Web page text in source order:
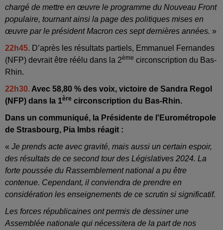
chargé de mettre en œuvre le programme du Nouveau Front
populaire, tournant ainsi la page des politiques mises en
œuvre par le président Macron ces sept dernières années. »
22h45. D’après les résultats partiels, Emmanuel Fernandes
(NFP) devrait être réélu dans la 2ème circonscription du Bas-
Rhin.
22h30. Avec 58,80 % des voix, victoire de Sandra Regol
(NFP) dans la 1ère circonscription du Bas-Rhin.
Dans un communiqué, la Présidente de l'Eurométropole
de Strasbourg, Pia Imbs réagit :
« Je prends acte avec gravité, mais aussi un certain espoir,
des résultats de ce second tour des Législatives 2024. La
forte poussée du Rassemblement national a pu être
contenue. Cependant, il conviendra de prendre en
considération les enseignements de ce scrutin si significatif.
Les forces républicaines ont permis de dessiner une
Assemblée nationale qui nécessitera de la part de nos